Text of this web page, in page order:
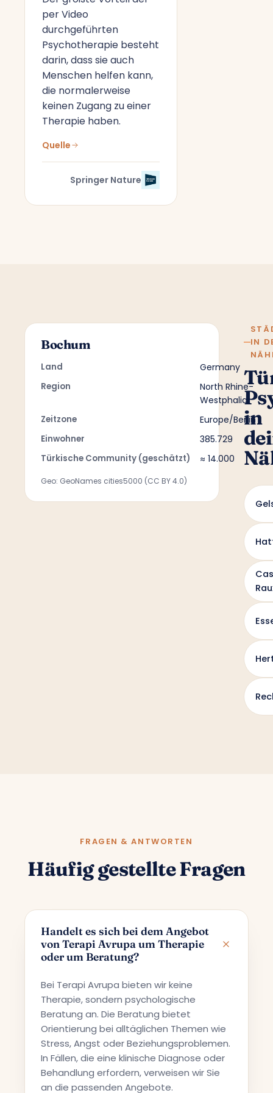
per Video
durchgeführten
Psychotherapie besteht
darin, dass sie auch
Menschen helfen kann,
die normalerweise
keinen Zugang zu einer
Therapie haben.
Quelle
Springer Nature
Bochum
Land Germany
Region
North Rhine-
Westphalia
Zeitzone Europe/Berlin
Einwohner 385.729
Türkische Community (geschätzt) ≈ 14.000
Geo: GeoNames cities5000 (CC BY 4.0)
IN
in
FRAGEN & ANTWORTEN
Häufig gestellte Fragen
Handelt es sich bei dem Angebot
von Terapi Avrupa um Therapie
oder um Beratung?
Bei Terapi Avrupa bieten wir keine
Therapie, sondern psychologische
Beratung an. Die Beratung bietet
Orientierung bei alltäglichen Themen wie
Stress, Angst oder Beziehungsproblemen.
In Fällen, die eine klinische Diagnose oder
Behandlung erfordern, verweisen wir Sie
an die passenden Angebote.